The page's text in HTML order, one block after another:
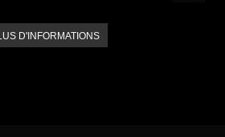
D'INFORMATIONS